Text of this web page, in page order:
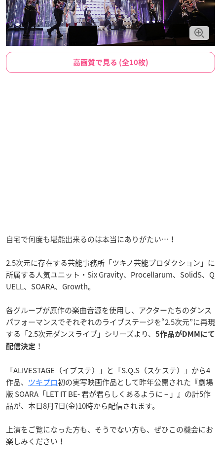
高画質で見る (全10枚)
自宅で何度も堪能出来るのは本当にありがたい…！
2.5次元に存在する芸能事務所「ツキノ芸能プロダクション」に
所属する人気ユニット・Six Gravity、Procellarum、SolidS、Q
UELL、SOARA、Growth。
各グループが原作の楽曲音源を使用し、アクターたちのダンス
パフォーマンスでそれぞれのライブステージを“2.5次元”に再現
する「2.5次元ダンスライブ」シリーズより、
5作品がDMMにて
配信決定 ！
「ALIVESTAGE（イブステ）」と「S.Q.S（スケステ）」から4
作品、 ツキプロ初の実写映画作品として昨年公開された『劇場
版 SOARA「LET IT BE- 君が君らしくあるように – 」』の計5作
品が、本日8月7日(金)10時から配信されます。
上演をご覧になった方も、そうでない方も、ぜひこの機会にお
楽しみください！